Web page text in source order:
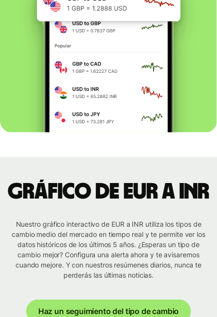
Gráfico de EUR a INR
Nuestro gráfico interactivo de EUR a INR utiliza los tipos de
cambio medio del mercado en tiempo real y te permite ver los
datos históricos de los últimos 5 años. ¿Esperas un tipo de
cambio mejor? Configura una alerta ahora y te avisaremos
cuando mejore. Y con nuestros resúmenes diarios, nunca te
perderás las últimas noticias.
Haz un seguimiento del tipo de cambio